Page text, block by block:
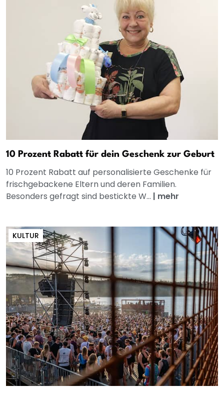
10 Prozent Rabatt für dein Geschenk zur Geburt
10 Prozent Rabatt auf personalisierte Geschenke für
frischgebackene Eltern und deren Familien.
Besonders gefragt sind bestickte W... | mehr
KULTUR